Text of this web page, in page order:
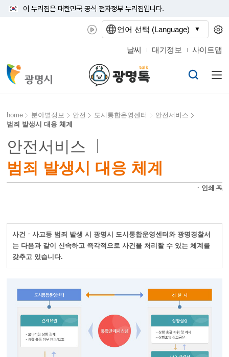
이 누리집은 대한민국 공식 전자정부 누리집입니다.
날씨 대기정보 사이트맵
home 분야별정보 안전 도시통합운영센터
안전서비스
범죄 발생시 대응 체계
안전서비스
범죄 발생시 대응 체계
ㆍ인쇄
사건ㆍ사고등 범죄 발생 시 광명시 도시통합운영센터와 광명경찰서
는 다음과 같이 신속하고 즉각적으로 사건을 처리할 수 있는 체계를
갖추고 있습니다.
언어 선택 (Language)